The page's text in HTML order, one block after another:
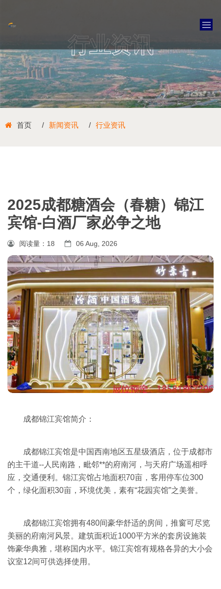
行业资讯
首页 新闻资讯 行业资讯
2025成都糖酒会（春糖）锦江
宾馆-白酒厂家必争之地
阅读量： 18 06 Aug, 2026
成都锦江宾馆简介：
成都锦江宾馆是中国西南地区五星级酒店，位于成都市
的主干道--人民南路，毗邻**的府南河，与天府广场遥相呼
应，交通便利。锦江宾馆占地面积70亩，客用停车位300
个，绿化面积30亩，环境优美，素有“花园宾馆”之美誉。
成都锦江宾馆拥有480间豪华舒适的房间，推窗可尽览
美丽的府南河风景。建筑面积近1000平方米的套房设施装
饰豪华典雅，堪称国内水平。锦江宾馆有规格各异的大小会
议室12间可供选择使用。